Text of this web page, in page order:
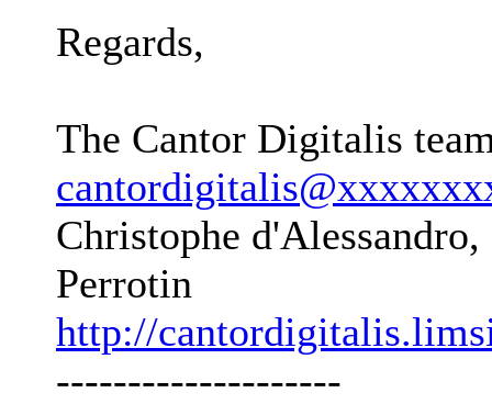
Regards,
The Cantor Digitalis
Christophe
Perrotin
http://
--------------------